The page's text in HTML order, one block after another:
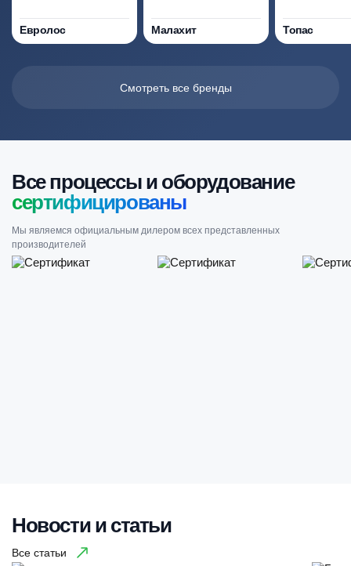
Евролос Малахит Топас
Смотреть все бренды
Все процессы и оборудование
сертифицированы
Мы являемся официальным дилером всех представленных
производителей
Новости и статьи
Все статьи